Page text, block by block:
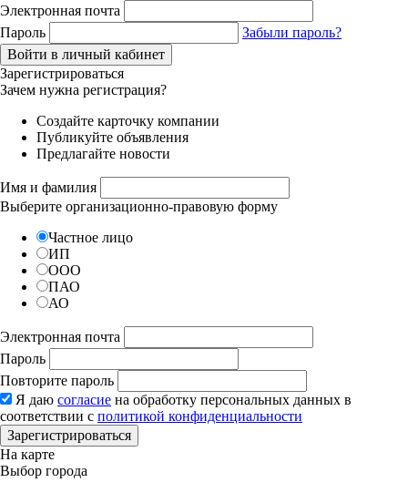
Электронная почта
Пароль
Забыли пароль?
Зарегистрироваться
Зачем нужна регистрация?
Создайте карточку компании
Публикуйте объявления
Предлагайте новости
Имя и фамилия
Выберите организационно-правовую форму
Частное лицо
ИП
ООО
ПАО
АО
Электронная почта
Пароль
Повторите пароль
Я даю согласие на обработку персональных данных в
соответствии с политикой конфиденциальности
На карте
Выбор города